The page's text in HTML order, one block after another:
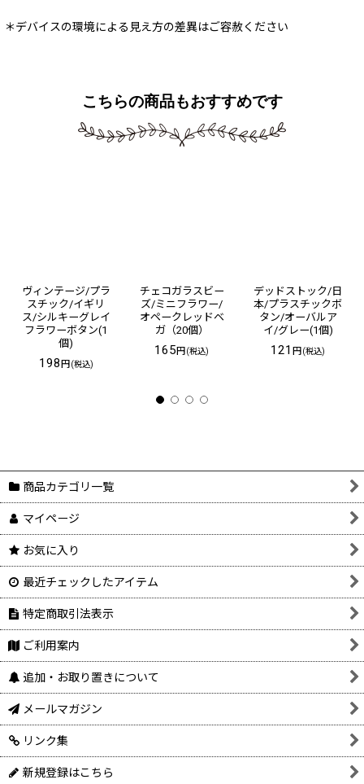
＊デバイスの環境による見え方の差異はご容赦ください
こちらの商品もおすすめです
ヴィンテージ/プラ
スチック/イギリ
ス/シルキーグレイ
フラワーボタン(1
個)
198円(税込)
チェコガラスビー
ズ/ミニフラワー/
オペークレッドベ
ガ（20個）
165円(税込)
デッドストック/日
本/プラスチックボ
タン/オーバルア
イ/グレー(1個)
121円(税込)
商品カテゴリ一覧
マイページ
お気に入り
最近チェックしたアイテム
特定商取引法表示
ご利用案内
追加・お取り置きについて
メールマガジン
リンク集
新規登録はこちら